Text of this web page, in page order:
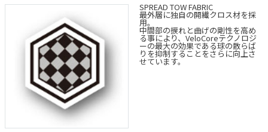
SPREAD TOW FABRIC
最外層に独自の開繊クロス材を採
用。
中間部の捩れと曲げの剛性を高め
る事により、VeloCoreテクノロジ
ーの最大の効果である球の散らば
りを抑制することをさらに向上さ
せています。